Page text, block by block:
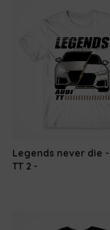
Legends never die -
TT 2